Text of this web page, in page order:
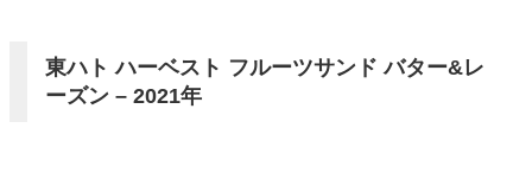
東ハト ハーベスト フルーツサンド バター&レ
ーズン – 2021年